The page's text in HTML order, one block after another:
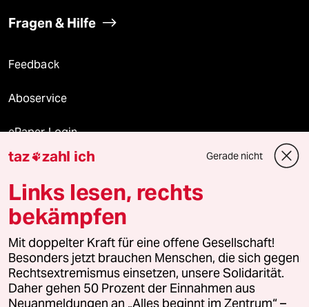
Fragen & Hilfe
Feedback
Aboservice
ePaper Login
Downloads für Abonnierende
© 2026 taz Verlags und Vertriebs GmbH
Alle Rechte vorbehalten. Bei rechtlichen Fragen oder für Genehmigungen
wenden Sie sich bitte an
lizenzen@taz.de
Feedback Redaktionsstatut Kommune-Richtlinien
taz zahl ich Gerade nicht
Links lesen, rechts
bekämpfen
Mit doppelter Kraft für eine offene Gesellschaft!
Besonders jetzt brauchen Menschen, die sich gegen
Rechtsextremismus einsetzen, unsere Solidarität.
Daher gehen 50 Prozent der Einnahmen aus
Neuanmeldungen an „Alles beginnt im Zentrum“ –